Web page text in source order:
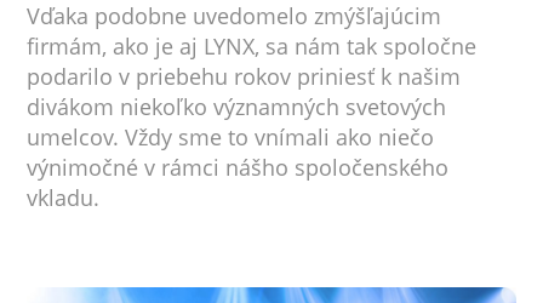
Vďaka podobne uvedomelo zmýšľajúcim
firmám, ako je aj LYNX, sa nám tak spoločne
podarilo v priebehu rokov priniesť k našim
divákom niekoľko významných svetových
umelcov. Vždy sme to vnímali ako niečo
výnimočné v rámci nášho spoločenského
vkladu.